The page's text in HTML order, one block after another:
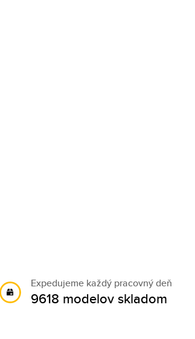
Expedujeme každý pracovný deň
9618 modelov skladom